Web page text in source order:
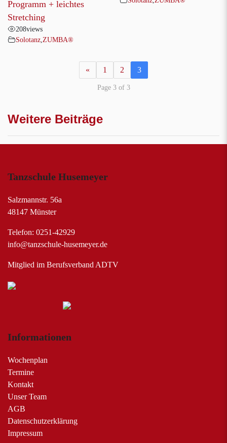
Programm + leichtes
Stretching
208views
Solotanz ZUMBA®
« 1 2 3
Page 3 of 3
Weitere Beiträge
Tanzschule Husemeyer
Salzmannstr. 56a
48147 Münster
Telefon: 0251-42929
info@tanzschule-husemeyer.de
Mitglied im Berufsverband ADTV
Informationen
Wochenplan
Termine
Kontakt
Unser Team
AGB
Datenschutzerklärung
Impressum